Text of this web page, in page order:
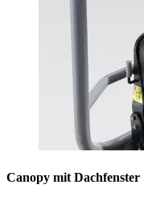
Canopy mit Dachfenster